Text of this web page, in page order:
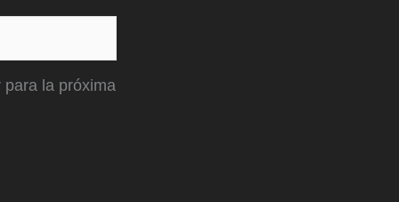
la próxima